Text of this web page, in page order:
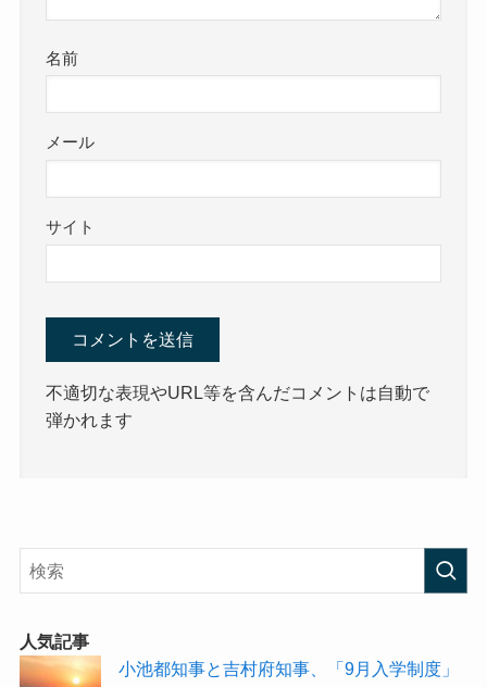
名前
メール
サイト
不適切な表現やURL等を含んだコメントは自動で
弾かれます
人気記事
小池都知事と吉村府知事、「9月入学制度」